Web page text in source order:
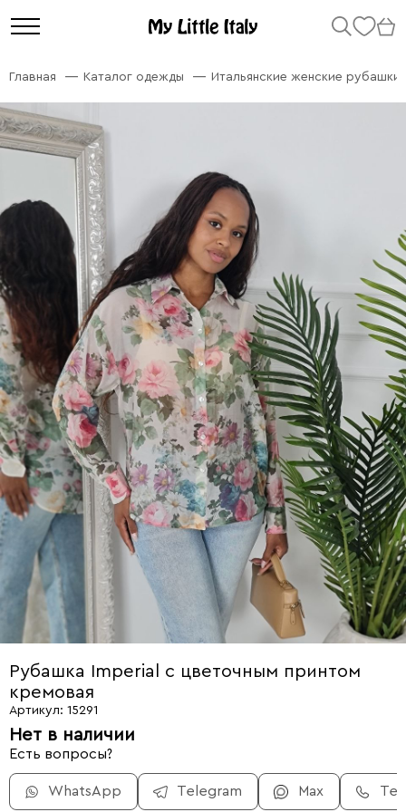
Главная Каталог одежды Итальянские женские рубашки
Рубашка Imperial с цветочным принтом
кремовая
Артикул: 15291
Нет в наличии
Есть вопросы?
WhatsApp Telegram Max